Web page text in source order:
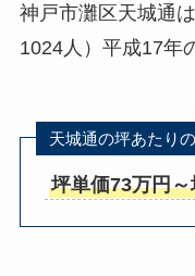
神戸市灘区天城通
1024人）平成17年
天城通の坪あたり
坪単価73万円